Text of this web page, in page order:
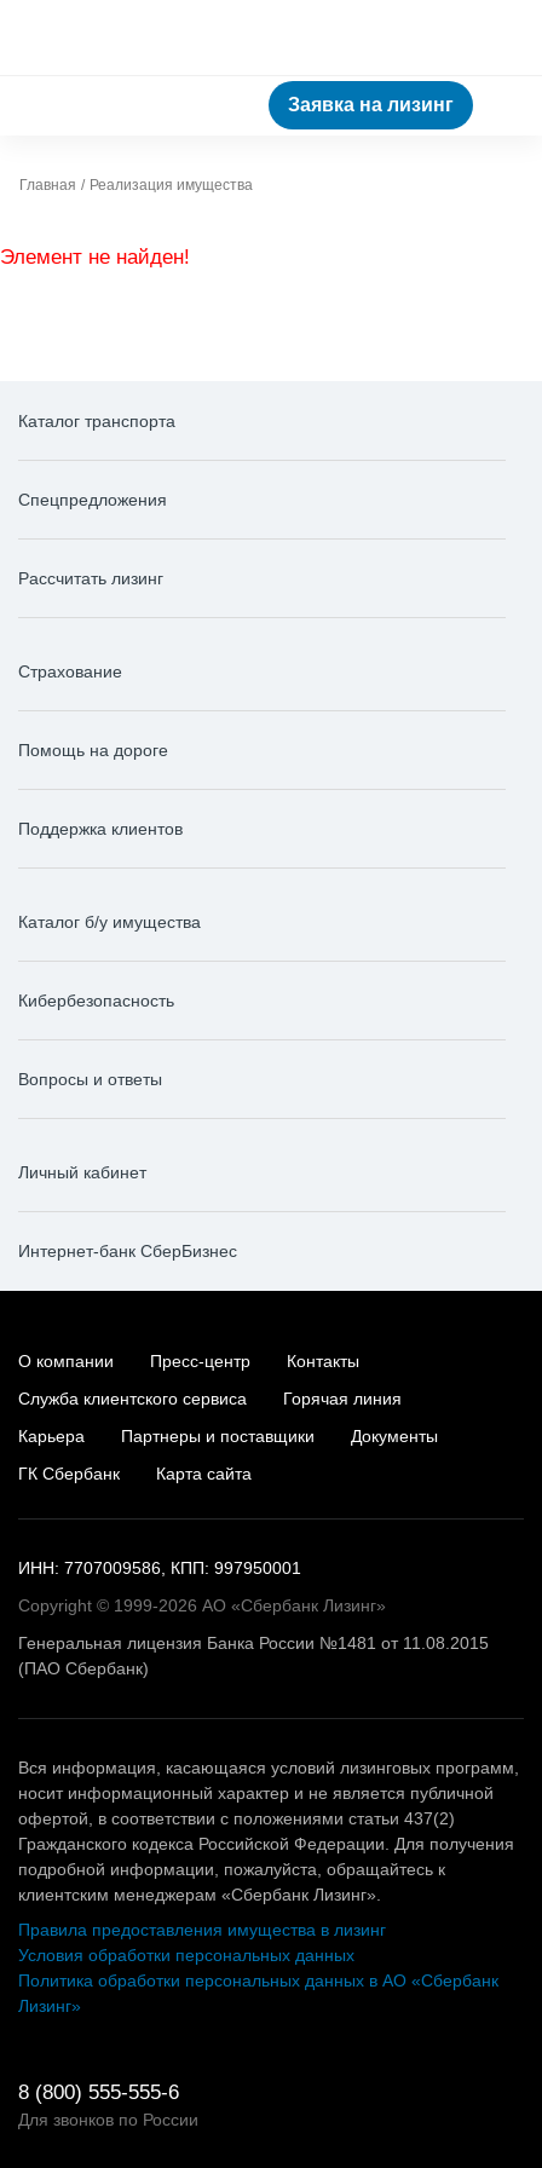
Заявка на лизинг
Главная Реализация имущества
Элемент не найден!
Каталог транспорта
Спецпредложения
Рассчитать лизинг
Страхование
Помощь на дороге
Поддержка клиентов
Каталог б/у имущества
Кибербезопасность
Вопросы и ответы
Личный кабинет
Интернет-банк СберБизнес
О компании Пресс-центр
Контакты
Служба клиентского сервиса
Горячая линия
Карьера
Партнеры и поставщики
Документы
ГК Сбербанк
Карта сайта
ИНН: 7707009586, КПП: 997950001
Copyright © 1999-2026 АО «Сбербанк Лизинг»
Генеральная лицензия Банка России №1481 от 11.08.2015
(ПАО Сбербанк)
Вся информация, касающаяся условий лизинговых программ,
носит информационный характер и не является публичной
офертой, в соответствии с положениями статьи 437(2)
Гражданского кодекса Российской Федерации. Для получения
подробной информации, пожалуйста, обращайтесь к
клиентским менеджерам «Сбербанк Лизинг».
Правила предоставления имущества в лизинг
Условия обработки персональных данных
Политика обработки персональных данных в АО «Сбербанк
Лизинг»
8 (800) 555-555-6
Для звонков по России